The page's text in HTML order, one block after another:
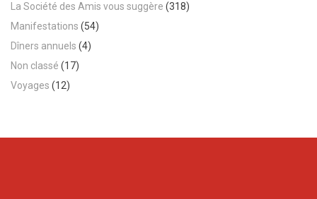
La Société des Amis vous suggère (318)
Manifestations (54)
Dîners annuels (4)
Non classé (17)
Voyages (12)